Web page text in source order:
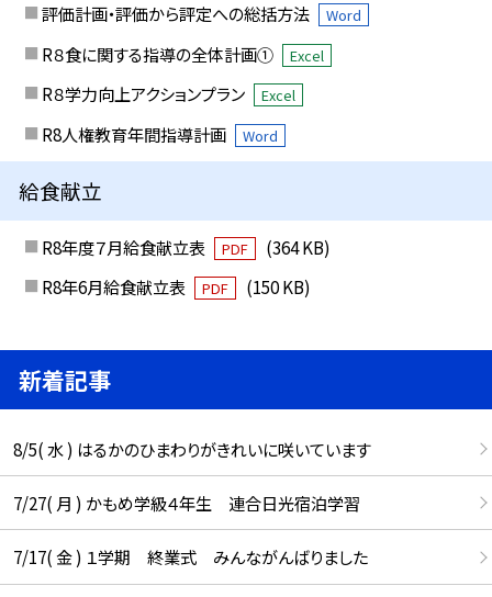
評価計画・評価から評定への総括方法 Word
R８食に関する指導の全体計画① Excel
R８学力向上アクションプラン Excel
R8人権教育年間指導計画 Word
給食献立
R8年度７月給食献立表 PDF
(364 KB)
R8年6月給食献立表
PDF (150 KB)
新着記事
8/5( 水 ) はるかのひまわりがきれいに咲いています
7/27( 月 ) かもめ学級４年生 連合日光宿泊学習
7/17( 金 ) １学期 終業式 みんながんばりました